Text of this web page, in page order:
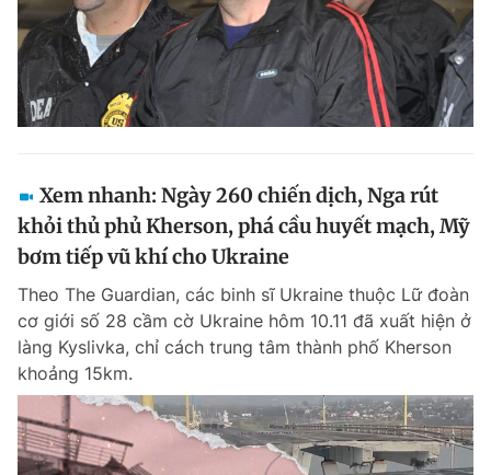
Xem nhanh: Ngày 260 chiến dịch, Nga rút
khỏi thủ phủ Kherson, phá cầu huyết mạch, Mỹ
bơm tiếp vũ khí cho Ukraine
Theo The Guardian, các binh sĩ Ukraine thuộc Lữ đoàn
cơ giới số 28 cầm cờ Ukraine hôm 10.11 đã xuất hiện ở
làng Kyslivka, chỉ cách trung tâm thành phố Kherson
khoảng 15km.